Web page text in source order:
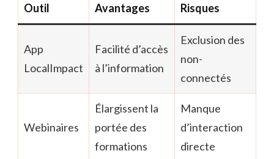
Outil Avantages Risques
App
LocalImpact
Facilité d’accès
à l’information
Exclusion des
non-
connectés
Webinaires
Élargissent la
portée des
formations
Manque
d’interaction
directe